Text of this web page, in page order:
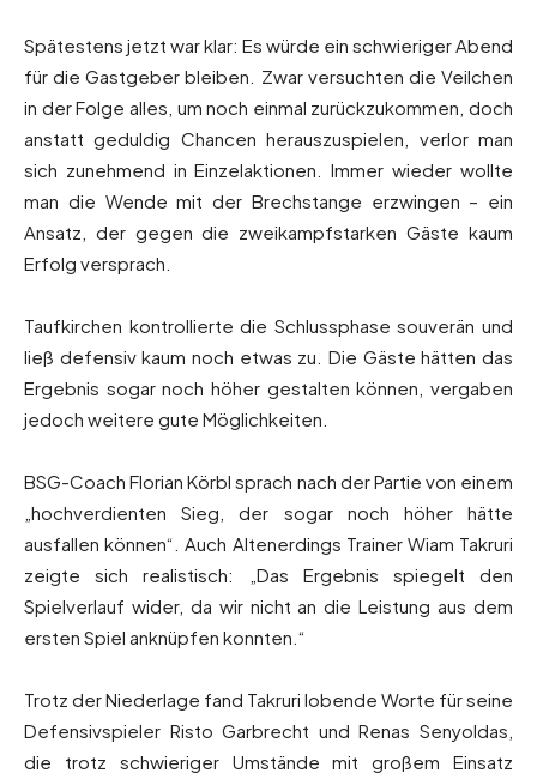
Spätestens jetzt war klar: Es würde ein schwieriger Abend
für die Gastgeber bleiben. Zwar versuchten die Veilchen
in der Folge alles, um noch einmal zurückzukommen, doch
anstatt geduldig Chancen herauszuspielen, verlor man
sich zunehmend in Einzelaktionen. Immer wieder wollte
man die Wende mit der Brechstange erzwingen – ein
Ansatz, der gegen die zweikampfstarken Gäste kaum
Erfolg versprach.
Taufkirchen kontrollierte die Schlussphase souverän und
ließ defensiv kaum noch etwas zu. Die Gäste hätten das
Ergebnis sogar noch höher gestalten können, vergaben
jedoch weitere gute Möglichkeiten.
BSG-Coach Florian Körbl sprach nach der Partie von einem
„hochverdienten Sieg, der sogar noch höher hätte
ausfallen können“. Auch Altenerdings Trainer Wiam Takruri
zeigte sich realistisch: „Das Ergebnis spiegelt den
Spielverlauf wider, da wir nicht an die Leistung aus dem
ersten Spiel anknüpfen konnten.“
Trotz der Niederlage fand Takruri lobende Worte für seine
Defensivspieler Risto Garbrecht und Renas Senyoldas,
die trotz schwieriger Umstände mit großem Einsatz